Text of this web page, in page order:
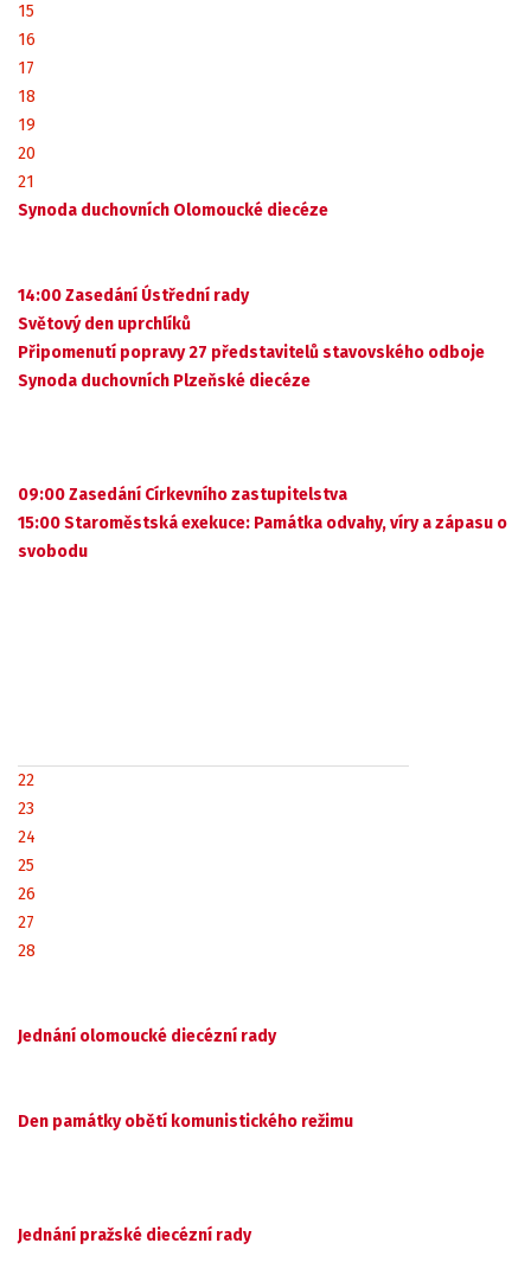
15
16
17
18
19
20
21
Synoda duchovních Olomoucké diecéze
14:00 Zasedání Ústřední rady
Světový den uprchlíků
Připomenutí popravy 27 představitelů stavovského odboje
Synoda duchovních Plzeňské diecéze
09:00 Zasedání Církevního zastupitelstva
15:00 Staroměstská exekuce: Památka odvahy, víry a zápasu o
svobodu
22
23
24
25
26
27
28
Jednání olomoucké diecézní rady
Den památky obětí komunistického režimu
Jednání pražské diecézní rady